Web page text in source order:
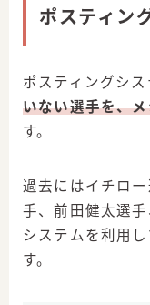
ポスティン
ポスティングシ
いない選手を、
す。
過去にはイチロ
手、前田健太選
システムを利用
す。